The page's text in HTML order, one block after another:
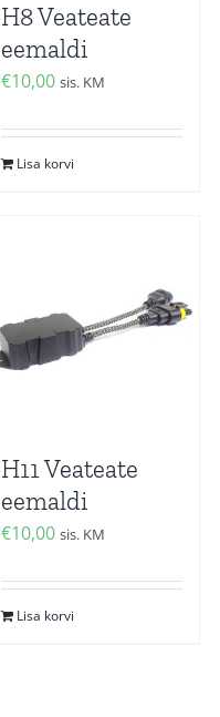
H8 Veateate
eemaldi
€10,00 sis. KM
Lisa korvi
H11 Veateate
eemaldi
€10,00 sis. KM
Lisa korvi